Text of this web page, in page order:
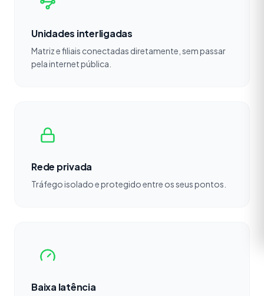
Unidades interligadas
Matriz e filiais conectadas diretamente, sem passar
pela internet pública.
Rede privada
Tráfego isolado e protegido entre os seus pontos.
Baixa latência